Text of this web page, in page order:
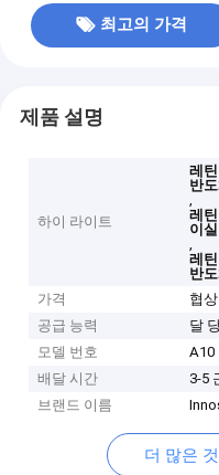
최고의 가격
제품 설명
하이 라이트
레
반
,
레
이
,
레
반
가격
협
공급 능력
달
모델 번호
A10
배달 시간
3-5
브랜드 이름
더 많은